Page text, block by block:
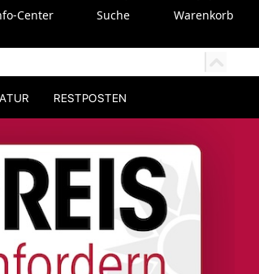
Center Suche Warenkorb
RESTPOSTEN